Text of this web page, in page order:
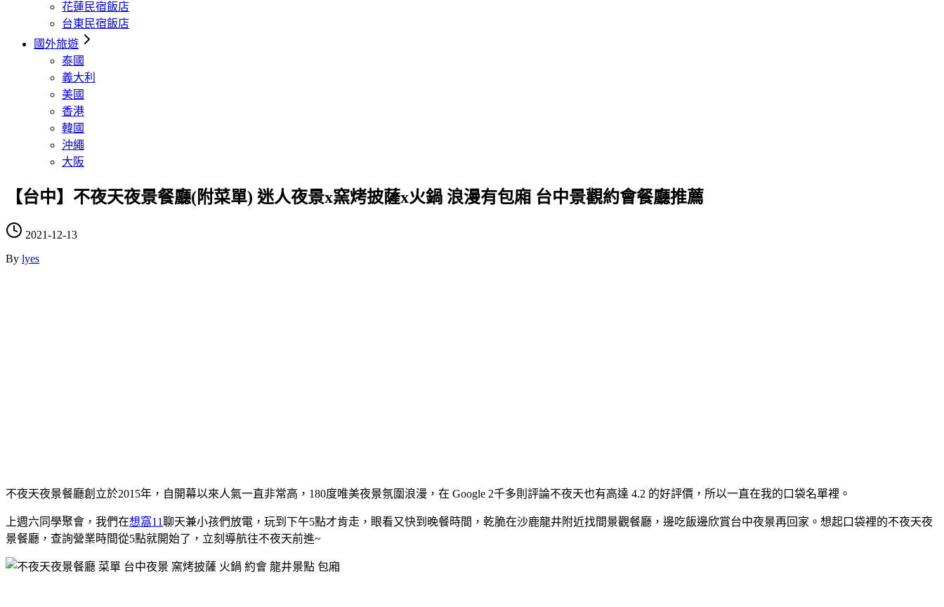
花蓮民宿飯店
台東民宿飯店
國外旅遊
泰國
義大利
美國
香港
韓國
沖繩
大阪
【台中】不夜天夜景餐廳(附菜單) 迷人夜景x窯烤披薩x火鍋 浪漫有包廂 台中景觀約會餐廳推薦
2021-12-13
By lyes
不夜天夜景餐廳創立於2015年，自開幕以來人氣一直非常高，180度唯美夜景氛圍浪漫，在 Google 2千多則評論不夜天也有高達 4.2 的好評價，所以一直在我的口袋名單裡。
上週六同學聚會，我們在想窩11聊天兼小孩們放電，玩到下午5點才肯走，眼看又快到晚餐時間，乾脆在沙鹿龍井附近找間景觀餐廳，邊吃飯邊欣賞台中夜景再回家。想起口袋裡的不夜天夜
景餐廳，查詢營業時間從5點就開始了，立刻導航往不夜天前進~